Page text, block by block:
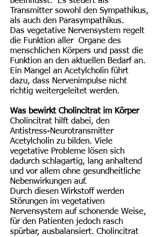
Transmitter sowohl den Sympathikus,
als auch den Parasympathikus.
Das vegetative Nervensystem regelt
die Funktion aller Organe des
menschlichen Körpers und passt die
Funktion an den aktuellen Bedarf an.
Ein Mangel an Acetylcholin führt
dazu, dass Nervenimpulse nicht
richtig weitergeleitet werden.
Was bewirkt Cholincitrat im Körper
Cholincitrat hilft dabei, den
Antistress-Neurotransmitter
Acetylcholin zu bilden. Viele
vegetative Probleme lösen sich
dadurch schlagartig, lang anhaltend
und vor allem ohne gesundheitliche
Nebenwirkungen auf.
Durch diesen Wirkstoff werden
Störungen im vegetativen
Nervensystem auf schonende Weise,
für den Patienten jedoch rasch
spürbar, ausbalansiert. Cholincitrat